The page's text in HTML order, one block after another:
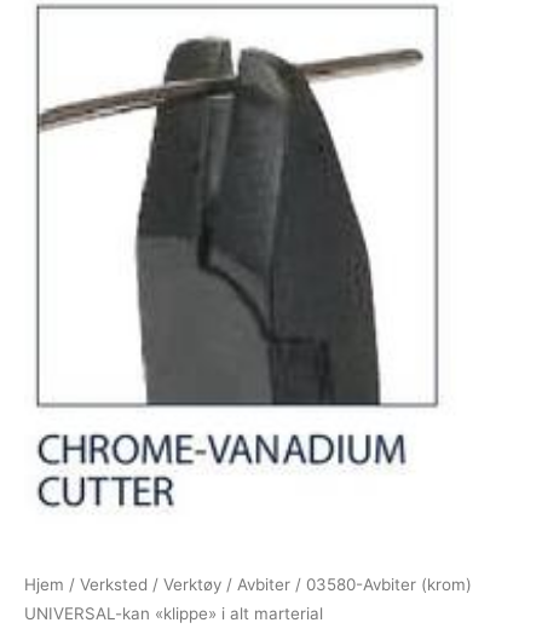
Hjem / Verksted / Verktøy / Avbiter / 03580-Avbiter (krom)
UNIVERSAL-kan «klippe» i alt marterial